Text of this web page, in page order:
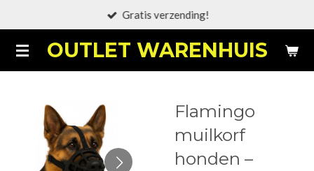
naar
de
OUTLET WARENHUIS
Gratis verzending!
Flamingo
muilkorf
honden –